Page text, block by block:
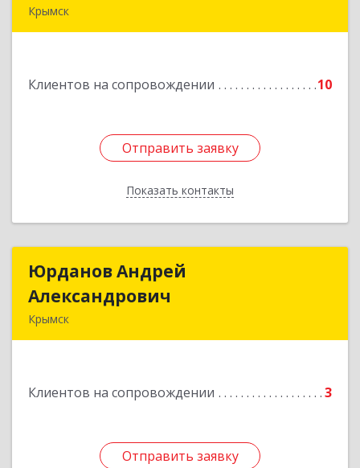
Крымск
Клиентов на сопровождении 10
Отправить заявку
Показать контакты
Подробнее
Отправить заявку
Назад
Юрданов Андрей
Александрович
Крымск
Клиентов на сопровождении 3
Отправить заявку
Юрданов Андрей
Подробнее
Отправить заявку